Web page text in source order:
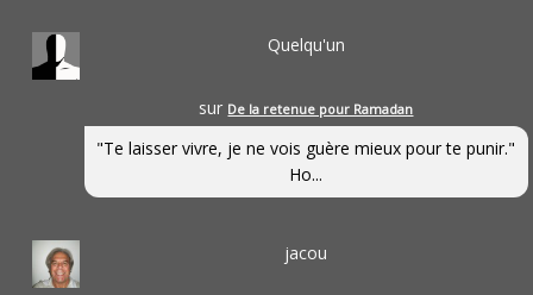
Quelqu'un
sur De la retenue pour Ramadan
"Te laisser vivre, je ne vois guère mieux pour te punir."
Ho...
jacou